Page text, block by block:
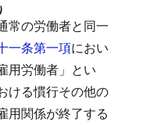
常の労働者と同一
一条第一項におい
用労働者」とい
ける慣行その他の
用関係が終了する